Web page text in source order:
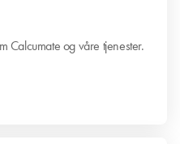
Calcumate og våre tjenester.